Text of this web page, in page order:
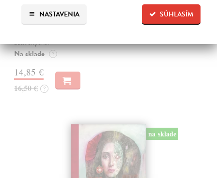
SÚHLASÍM
NASTAVENIA
Kniha V tú noc som spal postojačky a hladný je poetickým denníkom
nespavého pozorovateľa sveta, ktorý sa prebíja životom s otvorenými
básnických…
Na sklade ?
14,85 €
16,50 € ?
na sklade